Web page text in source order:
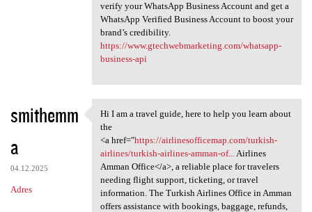
verify your WhatsApp Business Account and get a
WhatsApp Verified Business Account to boost your
brand’s credibility.
https://www.gtechwebmarketing.com/whatsapp-
business-api
smithemm
a
04.12.2025
Adres
Hi I am a travel guide, here
Hi I am a travel guide, here to help you learn about
the
<a href="https://airlinesofficemap.com/turkish-
airlines/turkish-airlines-amman-of...
Airlines
Amman Office</a>, a reliable place for travelers
needing flight support, ticketing, or travel
information. The Turkish Airlines Office in Amman
offers assistance with bookings, baggage, refunds,